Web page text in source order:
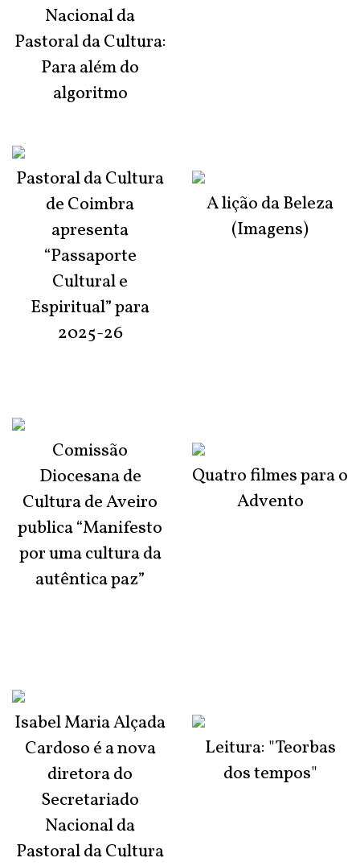
Nacional da
Pastoral da Cultura:
Para além do
algoritmo
Pastoral da Cultura
de Coimbra
apresenta
“Passaporte
Cultural e
Espiritual” para
2025-26
Comissão
Diocesana de
Cultura de Aveiro
publica “Manifesto
por uma cultura da
autêntica paz”
Isabel Maria Alçada
Cardoso é a nova
diretora do
Secretariado
Nacional da
Pastoral da Cultura
A lição da Beleza
(Imagens)
Quatro filmes para o
Advento
Leitura: "Teorbas
dos tempos"